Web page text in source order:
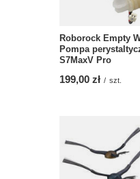
Roborock Empty
Pompa
S7MaxV Pro
199,00 zł / szt.